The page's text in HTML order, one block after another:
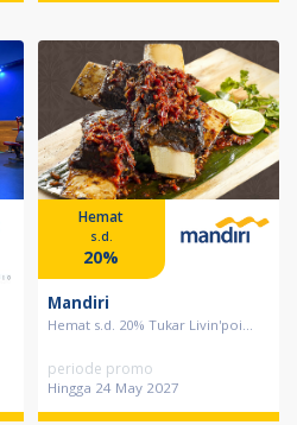
Hemat
s.d.
20%
Mandiri
Hemat s.d. 20% Tukar Livin'poi...
periode promo
Hingga 24 May 2027